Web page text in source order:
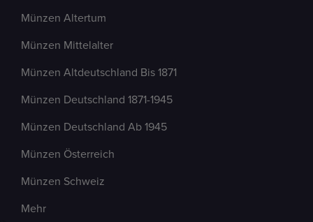
Münzen Altertum
Münzen Mittelalter
Münzen Altdeutschland Bis 1871
Münzen Deutschland 1871-1945
Münzen Deutschland Ab 1945
Münzen Österreich
Münzen Schweiz
Mehr